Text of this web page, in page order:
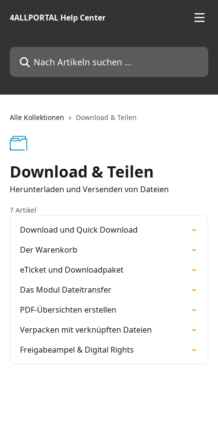
4ALLPORTAL Help Center
Nach Artikeln suchen …
Alle Kollektionen Download & Teilen
Download & Teilen
Herunterladen und Versenden von Dateien
7 Artikel
Download und Quick Download
Der Warenkorb
eTicket und Downloadpaket
Das Modul Dateitransfer
PDF-Übersichten erstellen
Verpacken mit verknüpften Dateien
Freigabeampel & Digital Rights